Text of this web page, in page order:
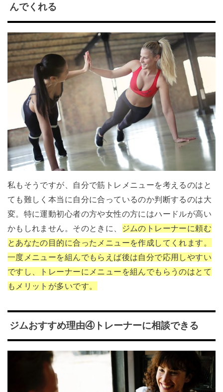
んでくれる
私もそうですが、自分で筋トレメニューを考えるのはと
ても難しく本当に自分に合っているのか判断するのは大
変。特に運動初心者の方や女性の方にはハードルが高い
かもしれません。そのときに、
ジムのトレーナーに頼む
とあなたの目的に合ったメニューを作成してくれます。
一度メニューを組んでもらえば後は自分で応用しやすい
ですし、トレーナーにメニューを組んでもらうのはとて
もメリットが多いです。
ジムおすすめ理由④トレーナーに相談できる